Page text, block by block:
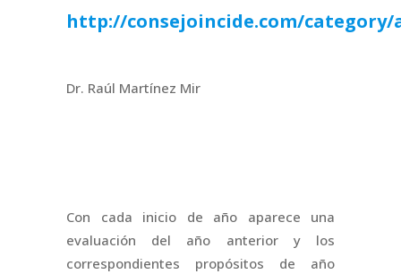
http://consejoincide.com/
Dr. Raúl Martínez Mir
Con cada inicio de año aparece una
evaluación del año anterior y los
correspondientes propósitos de año